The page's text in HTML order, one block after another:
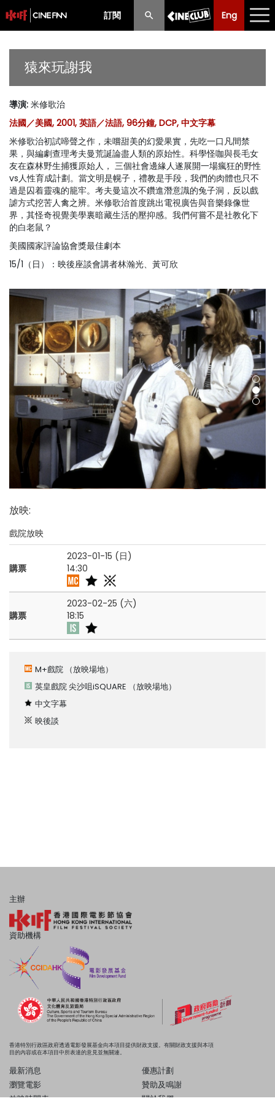
訂閱 Eng
Eng 中文
節目
購票須知
優惠計劃
前期節目
猿來玩謝我
導演: 米修歌治
法國／美國, 2001, 英語／法語, 96分鐘, DCP, 中文字幕
米修歌治初試啼聲之作，未嚐甜美的幻愛果實，先吃一口凡間禁
果，與編劇查理考夫曼荒誕論盡人類的原始性。科學怪咖與長毛女
友在森林野生捕獲原始人， 三個社會邊緣人遂展開一場瘋狂的野性
vs人性育成計劃。當文明是幌子，禮教是手段，我們的肉體也只不
過是囚着靈魂的籠牢。考夫曼這次不鑽進潛意識的兔子洞，反以戲
謔方式挖苦人禽之辨。米修歌治首度跳出電視廣告與音樂錄像世
界，其怪奇視覺美學裏暗藏生活的壓抑感。我們何嘗不是社教化下
的白老鼠？
美國國家評論協會獎最佳劇本
15/1（日）：映後座談會講者林瀚光、黃可欣
放映:
戲院放映
購票
2023-01-15 (日)
14:30
購票
2023-02-25 (六)
18:15
M+戲院 （放映場地）
英皇戲院 尖沙咀iSQUARE （放映場地）
中文字幕
映後談
主辦
資助機構
香港特別行政區政府透過電影發展基金向本項目提供財政支援。有關財政支援與本項
目的內容或在本項目中所表達的意見並無關連。
最新消息
瀏覽電影
優惠計劃
贊助及鳴謝